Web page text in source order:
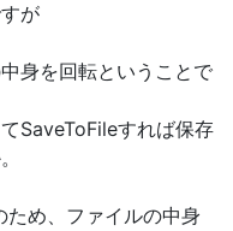
が
身を回転ということで
SaveToFileすれば保存
め、ファイルの中身